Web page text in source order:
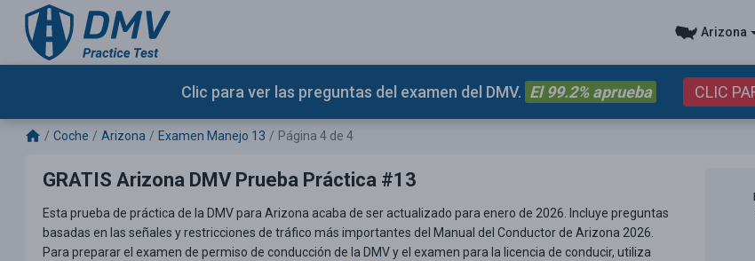
Arizona
Clic para ver las preguntas del examen del DMV. El 99.2% aprueba CLIC
Coche Arizona Examen Manejo 13 Página 4 de 4
GRATIS Arizona DMV Prueba Práctica #13
Esta prueba de práctica de la DMV para Arizona acaba de ser actualizado para enero de 2026. Incluye preguntas
basadas en las señales y restricciones de tráfico más importantes del Manual del Conductor de Arizona 2026.
Para preparar el examen de permiso de conducción de la DMV y el examen para la licencia de conducir, utiliza